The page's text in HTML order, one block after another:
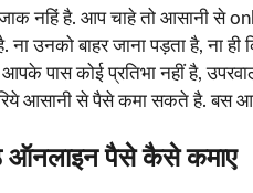
नहिं है. आप चाहे तो आसानी से
ना उनको बाहर जाना पड़ता है, ना
पास कोई प्रतिभा नहीं है,
आसानी से पैसे कमा सकते है. बस
ऑनलाइन पैसे कैसे कमाए